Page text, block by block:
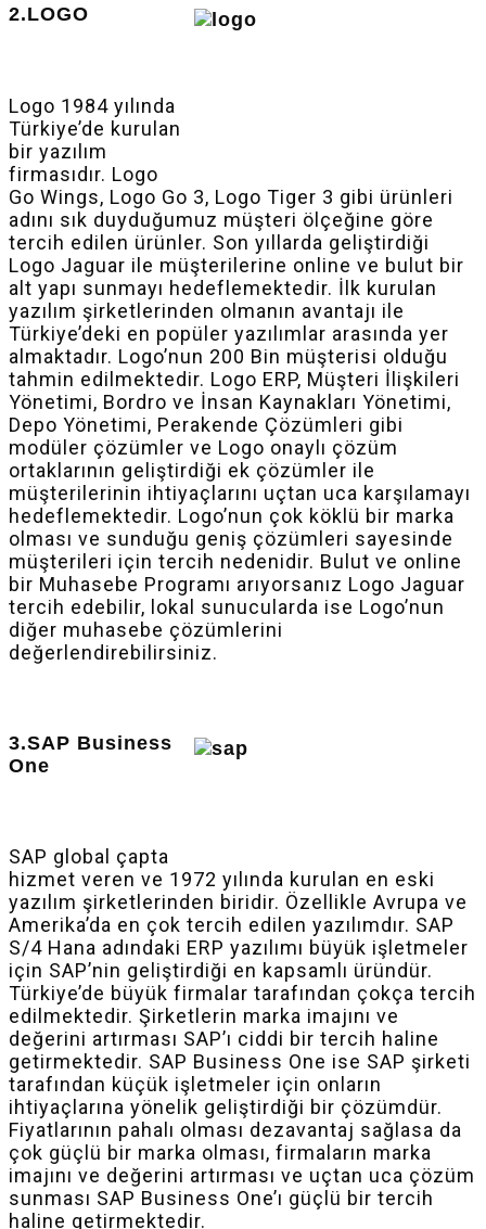
2.LOGO
Logo 1984 yılında
Türkiye’de kurulan
bir yazılım
firmasıdır. Logo
Go Wings, Logo Go 3, Logo Tiger 3 gibi ürünleri
adını sık duyduğumuz müşteri ölçeğine göre
tercih edilen ürünler. Son yıllarda geliştirdiği
Logo Jaguar ile müşterilerine online ve bulut bir
alt yapı sunmayı hedeflemektedir. İlk kurulan
yazılım şirketlerinden olmanın avantajı ile
Türkiye’deki en popüler yazılımlar arasında yer
almaktadır. Logo’nun 200 Bin müşterisi olduğu
tahmin edilmektedir. Logo ERP, Müşteri İlişkileri
Yönetimi, Bordro ve İnsan Kaynakları Yönetimi,
Depo Yönetimi, Perakende Çözümleri gibi
modüler çözümler ve Logo onaylı çözüm
ortaklarının geliştirdiği ek çözümler ile
müşterilerinin ihtiyaçlarını uçtan uca karşılamayı
hedeflemektedir. Logo’nun çok köklü bir marka
olması ve sunduğu geniş çözümleri sayesinde
müşterileri için tercih nedenidir. Bulut ve online
bir Muhasebe Programı arıyorsanız Logo Jaguar
tercih edebilir, lokal sunucularda ise Logo’nun
diğer muhasebe çözümlerini
değerlendirebilirsiniz.
3.SAP Business
One
SAP global çapta
hizmet veren ve 1972 yılında kurulan en eski
yazılım şirketlerinden biridir. Özellikle Avrupa ve
Amerika’da en çok tercih edilen yazılımdır. SAP
S/4 Hana adındaki ERP yazılımı büyük işletmeler
için SAP’nin geliştirdiği en kapsamlı üründür.
Türkiye’de büyük firmalar tarafından çokça tercih
edilmektedir. Şirketlerin marka imajını ve
değerini artırması SAP’ı ciddi bir tercih haline
getirmektedir. SAP Business One ise SAP şirketi
tarafından küçük işletmeler için onların
ihtiyaçlarına yönelik geliştirdiği bir çözümdür.
Fiyatlarının pahalı olması dezavantaj sağlasa da
çok güçlü bir marka olması, firmaların marka
imajını ve değerini artırması ve uçtan uca çözüm
sunması SAP Business One’ı güçlü bir tercih
haline getirmektedir.